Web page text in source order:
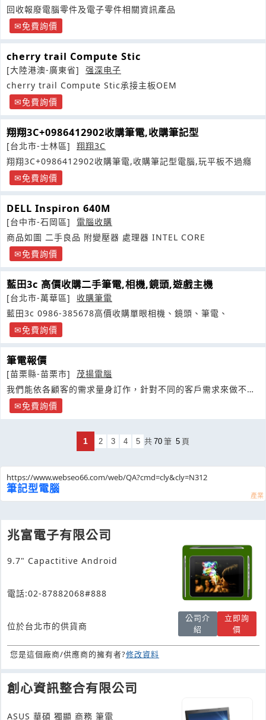
回收報廢電腦零件及電子零件相關資訊產品
免費詢價
cherry trail Compute Stic
[大陸港澳-廣東省]
强深电子
cherry trail Compute Stic承接主板OEM
免費詢價
翔翔3C+0986412902收購筆電,收購筆記型
[台北市-士林區]
翔翔3C
翔翔3C+0986412902收購筆電,收購筆記型電腦,玩平板不過癮
免費詢價
DELL Inspiron 640M
[台中市-石岡區]
電腦收購
商品如圖 二手良品 附變壓器 處理器 INTEL CORE
免費詢價
藍田3c 高價收購二手筆電,相機,鏡頭,遊戲主機
[台北市-萬華區]
收購筆電
藍田3c 0986-385678高價收購單眼相機、鏡頭、筆電、
免費詢價
筆電報價
[苗栗縣-苗栗市]
茂揚電腦
我們能依各顧客的需求量身訂作，針對不同的客戶需求來做不同
滿足的服務
免費詢價
1 2 3 4 5 共 70 筆 5 頁
https://www.webseo66.com/web/QA?cmd=cly&cly=N312
筆記型電腦
兆富電子有限公司
9.7" Capactitive Android
電話:02-87882068#888
位於台北市的供貨商
公司介
紹
立即詢
價
您是這個廠商/供應商的擁有者?修改資料
創心資訊整合有限公司
ASUS 華碩 獨顯 商務 筆電